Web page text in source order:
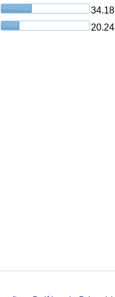
34.18
20.24